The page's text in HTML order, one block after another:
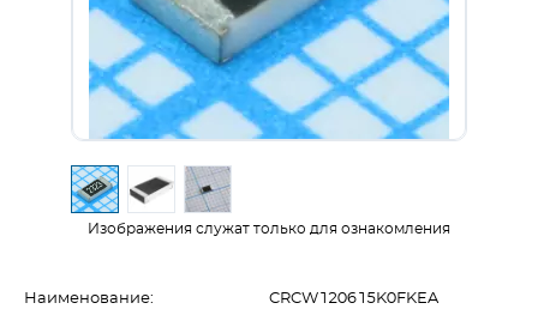
Изображения служат только для ознакомления
Наименование: CRCW120615K0FKEA